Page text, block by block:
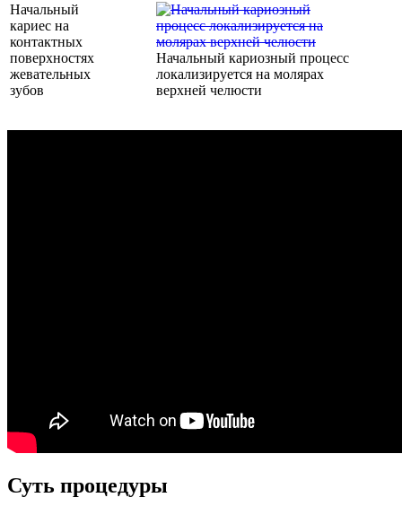
Начальный
кариес на
контактных
поверхностях
жевательных
зубов
Начальный кариозный процесс
локализируется на молярах
верхней челюсти
Суть процедуры